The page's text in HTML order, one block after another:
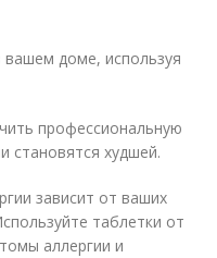
вашем доме, используя
профессиональную
становятся худшей.
зависит от ваших
таблетки от
аллергии и